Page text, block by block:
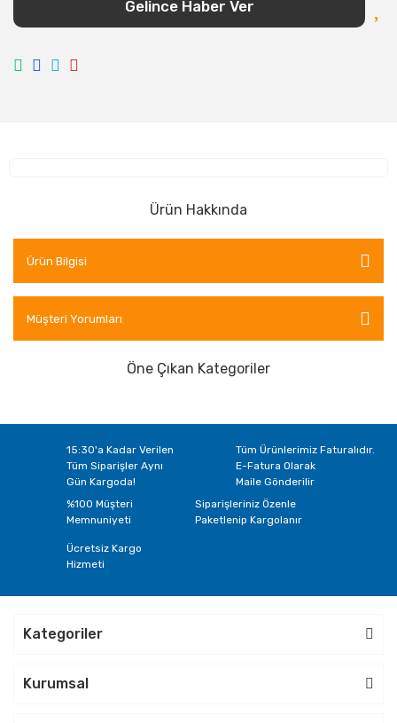
Gelince Haber Ver
Ürün Hakkında
Ürün Bilgisi
Müşteri Yorumları
Öne Çıkan Kategoriler
15:30'a Kadar Verilen
Tüm Siparişler Aynı
Gün Kargoda!
Tüm Ürünlerimiz Faturalıdır.
E-Fatura Olarak
Maile Gönderilir
%100 Müşteri
Memnuniyeti
Siparişleriniz Özenle
Paketlenip Kargolanır
Ücretsiz Kargo
Hizmeti
Kategoriler
Kurumsal